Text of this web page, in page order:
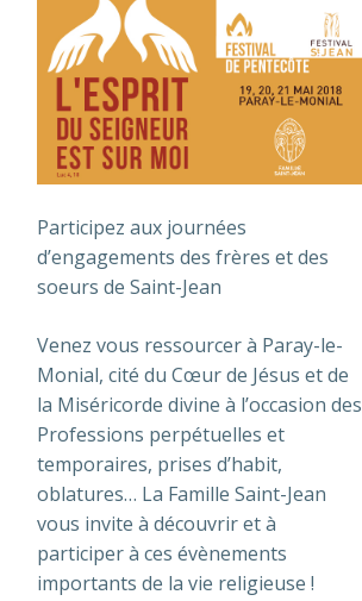
Participez aux journées
d’engagements des frères et des
soeurs de Saint-Jean
Venez vous ressourcer à Paray-le-
Monial, cité du Cœur de Jésus et de
la Miséricorde divine à l’occasion des
Professions perpétuelles et
temporaires, prises d’habit,
oblatures… La Famille Saint-Jean
vous invite à découvrir et à
participer à ces évènements
importants de la vie religieuse !